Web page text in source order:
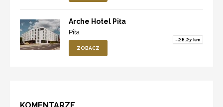
Arche Hotel Piła
Piła
~28.27 km
ZOBACZ